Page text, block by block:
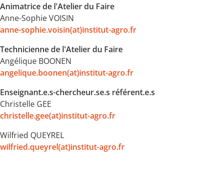
Animatrice de l'Atelier du Faire
Anne-Sophie VOISIN
anne-sophie.voisin(at)institut-agro.fr
Technicienne de l'Atelier du Faire
Angélique BOONEN
angelique.boonen(at)institut-agro.fr
Enseignant.e.s-chercheur.se.s référent.e.s
Christelle GEE
christelle.gee(at)institut-agro.fr
Wilfried QUEYREL
wilfried.queyrel(at)institut-agro.fr